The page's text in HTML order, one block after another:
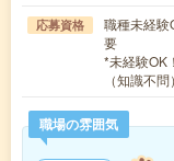
応募資格
職種未経験
要
*未経験OK
（知識不
職場の雰囲気